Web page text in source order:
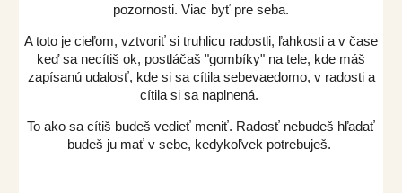
pozornosti. Viac byť pre seba.
A toto je cieľom, vztvoriť si truhlicu radostli, ľahkosti a v čase
keď sa necítiš ok, postláčaš "gombíky" na tele, kde máš
zapísanú udalosť, kde si sa cítila sebevaedomo, v radosti a
cítila si sa naplnená.
To ako sa cítiš budeš vedieť meniť. Radosť nebudeš hľadať
budeš ju mať v sebe, kedykoľvek potrebuješ.